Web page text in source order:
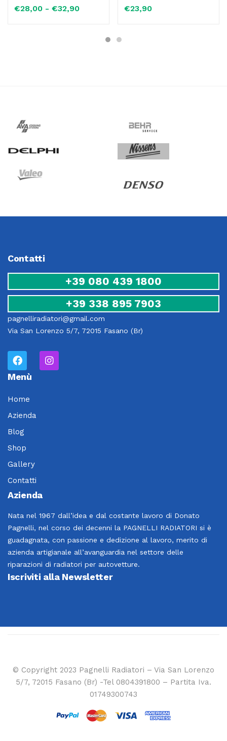
€28,00 - €32,90 €23,90
Contatti
+39 080 439 1800
+39 338 895 7903
pagnelliradiatori@gmail.com
Via San Lorenzo 5/7, 72015 Fasano (Br)
Menù
Home
Azienda
Blog
Shop
Gallery
Contatti
Azienda
Nata nel 1967 dall’idea e dal costante lavoro di Donato
Pagnelli, nel corso dei decenni la PAGNELLI RADIATORI si è
guadagnata, con passione e dedizione al lavoro, merito di
azienda artigianale all’avanguardia nel settore delle
riparazioni di radiatori per autovetture.
Iscriviti alla Newsletter
© Copyright 2023 Pagnelli Radiatori – Via San Lorenzo
5/7, 72015 Fasano (Br) -Tel 0804391800 – Partita Iva.
01749300743